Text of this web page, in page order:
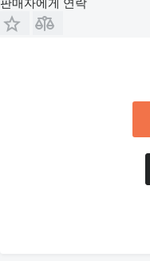
판매자에게 연락